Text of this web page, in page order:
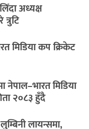
अध्यक्ष
मिडिया कप क्रिकेट
नेपाल–भारत मिडिया
२०८३ हुँदै
लायन्समा,